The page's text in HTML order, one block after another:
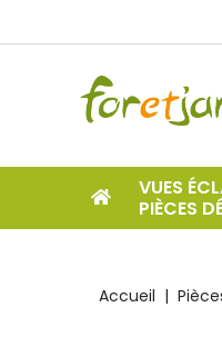
VUES
PIÈCES
Accueil